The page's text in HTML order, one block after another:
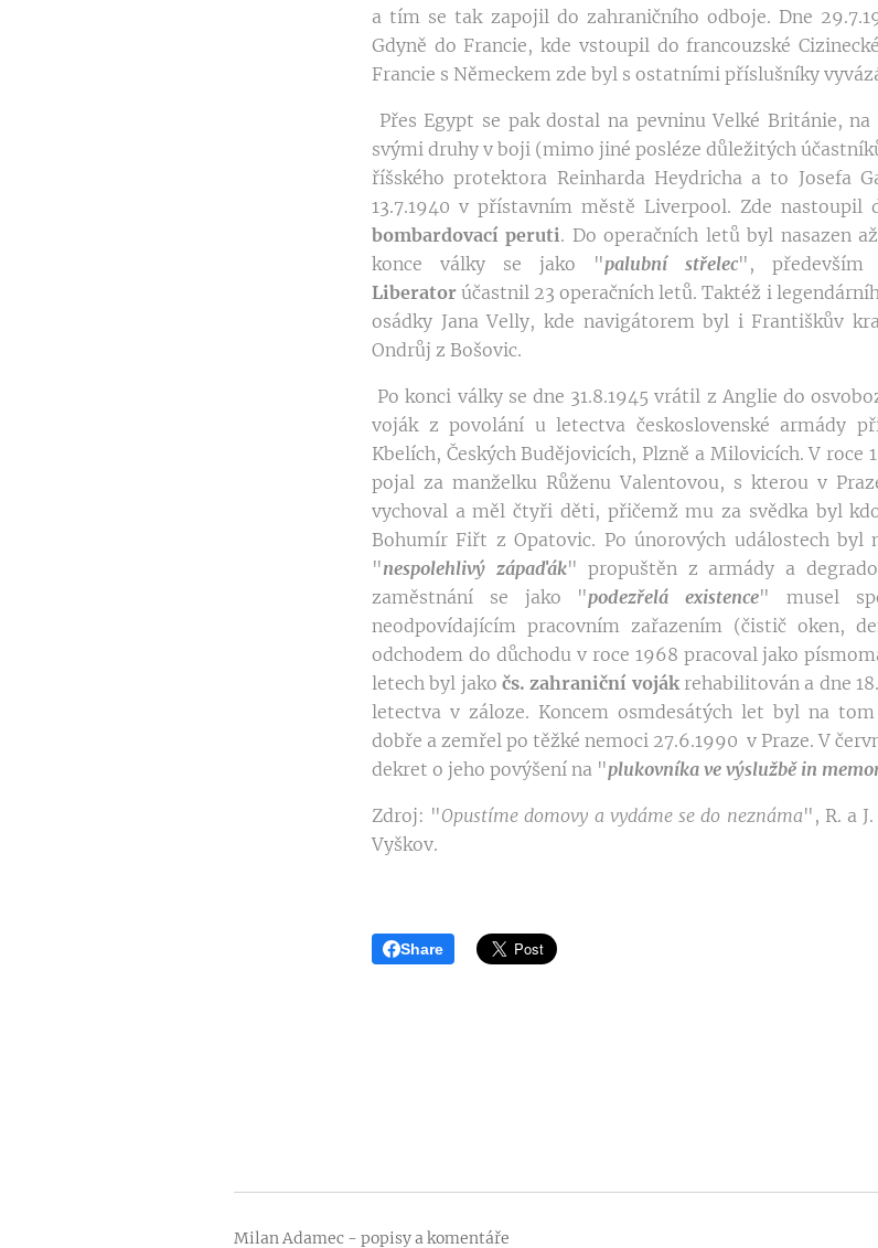
a tím se tak zapojil do zahraničního odboje. Dne
Gdyně do Francie, kde vstoupil do francouzské
Francie s Německem zde byl s ostatními příslušníky
Přes Egypt se pak dostal na pevninu Velké Británie,
svými druhy v boji (mimo jiné posléze důležitých
říšského protektora Reinharda Heydricha a to Josefa
13.7.1940 v přístavním městě Liverpool. Zde nastoupil
bombardovací peruti. Do operačních letů byl nasazen
konce války se jako "palubní střelec",
Liberator účastnil 23 operačních letů. Taktéž i
osádky Jana Velly, kde navigátorem byl i Františkův
Ondrůj z Bošovic.
Po konci války se dne 31.8.1945 vrátil z Anglie do
voják z povolání u letectva československé armády
Kbelích, Českých Budějovicích, Plzně a Milovicích. V roce
pojal za manželku Růženu Valentovou, s kterou v
vychoval a měl čtyři děti, přičemž mu za svědka byl
Bohumír Fiřt z Opatovic. Po únorových událostech byl
"nespolehlivý zápaďák" propuštěn z armády a
zaměstnání se jako "podezřelá existence" musel
neodpovídajícím pracovním zařazením (čistič oken,
odchodem do důchodu v roce 1968 pracoval jako
letech byl jako čs. zahraniční vojákrehabilitován a dne
letectva v záloze. Koncem osmdesátých let byl na
dobře a zemřel po těžké nemoci 27.6.1990 v Praze. V
dekret o jeho povýšení na "plukovníka ve výslužbě in
Zdroj: "Opustíme domovy a vydáme se do neznáma", R. a
Vyškov.
Share
Milan Adamec - popisy a komentáře